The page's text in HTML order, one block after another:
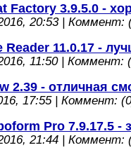
Factory 3.9.5.0 -
20:53 | Коммент:
Reader 11.0.17 -
11:50 | Коммент:
2.39 - отличная
17:55 | Коммент:
Pro 7.9.17.5
21:44 | Коммент: